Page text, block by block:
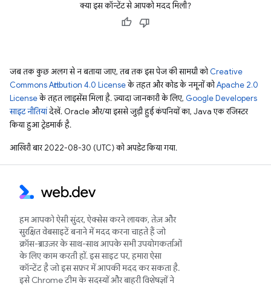
क्या इस कॉन्टेंट से आपको मदद मिली?
जब तक कुछ अलग से न बताया जाए, तब तक इस पेज की सामग्री कोCreative
Commons Attribution 4.0 Licenseके तहत और कोड के नमूनों कोApache 2.0
Licenseके तहत लाइसेंस मिला है. ज़्यादा जानकारी के लिए, Google Developers
साइट नीतियांदेखें. Oracle और/या इससे जुड़ी हुई कंपनियों का, Java एक रजिस्टर
किया हुआ ट्रेडमार्क है.
आखिरी बार 2022-08-30 (UTC) को अपडेट किया गया.
हम आपको ऐसी सुंदर, ऐक्सेस करने लायक, तेज़ और
सुरक्षित वेबसाइटें बनाने में मदद करना चाहते हैं जो
क्रॉस-ब्राउज़र के साथ-साथ आपके सभी उपयोगकर्ताओं
के लिए काम करती हों. इस साइट पर, हमारा ऐसा
कॉन्टेंट है जो इस सफ़र में आपकी मदद कर सकता है.
इसे Chrome टीम के सदस्यों और बाहरी विशेषज्ञों ने